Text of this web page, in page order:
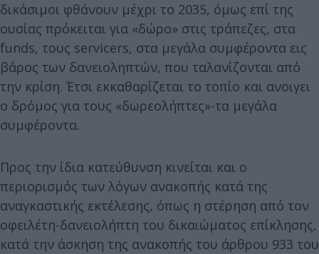
δικάσιμοι φθάνουν μέχρι το 2035, όμως επί της
ουσίας πρόκειται για «δώρο» στις τράπεζες, στα
funds, τους servicers, στα μεγάλα συμφέροντα εις
βάρος των δανειοληπτών, που ταλανίζονται από
την κρίση. Έτσι εκκαθαρίζεται το τοπίο και ανοιγει
ο δρόμος για τους «δωρεολήπτες»-τα μεγάλα
συμφέροντα.
Προς την ίδια κατεύθυνση κινείται και ο
περιορισμός των λόγων ανακοπής κατά της
αναγκαστικής εκτέλεσης, όπως η στέρηση από τον
οφειλέτη-δανειολήπτη του δικαιώματος επίκλησης,
κατά την άσκηση της ανακοπής του άρθρου 933 του